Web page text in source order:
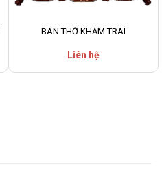
BÀN THỜ KHẢM TRAI
Liên hệ